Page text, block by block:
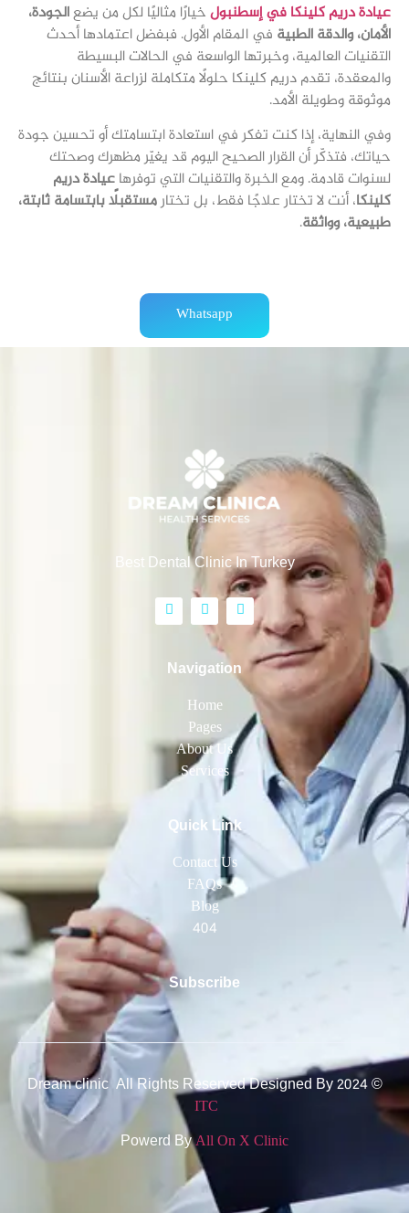
عيادة دريم كلينكا في إسطنبولخيارًا مثاليًا لكل من يضعالجودة،
الأمان، والدقة الطبية في المقام الأول. فبفضل اعتمادها أحدث
التقنيات العالمية، وخبرتها الواسعة في الحالات البسيطة
والمعقدة، تقدم دريم كلينكا حلولًا متكاملة لزراعة الأسنان بنتائج
موثوقة وطويلة الأمد.
وفي النهاية، إذا كنت تفكر في استعادة ابتسامتك أو تحسين جودة
حياتك، فتذكّر أن القرار الصحيح اليوم قد يغيّر مظهرك وصحتك
لسنوات قادمة. ومع الخبرة والتقنيات التي توفرهاعيادة دريم
كلينكا، أنت لا تختار علاجًا فقط، بل تختارمستقبلًا بابتسامة ثابتة،
طبيعية، وواثقة.
Whatsapp
Best Dental Clinic In Turkey
Navigation
Home
Pages
About Us
Services
Quick Link
Contact Us
FAQs
Blog
404
Subscribe
© 2024 Dream clinic All Rights Reserved Designed By
ITC
Powerd ByAll On X Clinic